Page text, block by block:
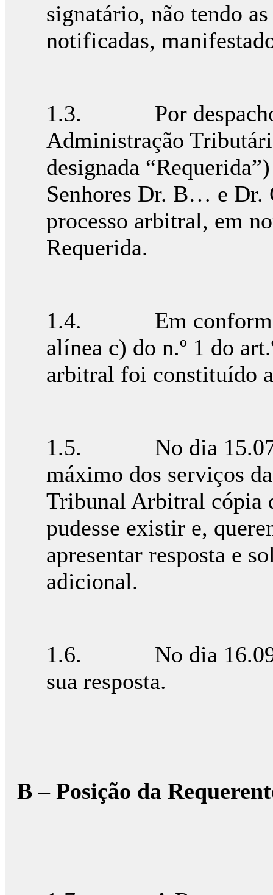
signatário, não tendo
notificadas,
1.3. Por despacho
Administração
designada
Senhores Dr. B… e
processo arbitral, em
Requerida.
1.4. Em
alínea c) do n.º 1 do
arbitral foi constituído
1.5. No dia
máximo dos serviços
Tribunal Arbitral cópia
pudesse existir e,
apresentar resposta e
adicional.
1.6. No dia
sua resposta.
B – Posição da